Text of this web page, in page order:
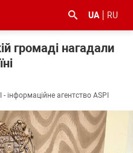
UA RU
громаді нагадали
- інформаційне агентство ASPI
#Київ #коронавірус